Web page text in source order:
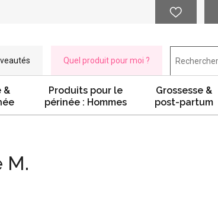
Quel produit pour moi ?
&
Produits pour le
périnée : Hommes
Grossesse &
post-partum
M.